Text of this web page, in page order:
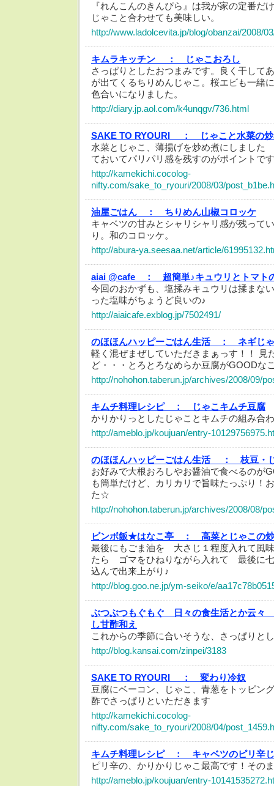
『れんこんのきんぴら』は我が家の定番だ
じゃこと合わせても美味しい。
http://www.ladolcevita.jp/blog/obanzai/2008/
キムラキッチン ：
じゃこおろし
さっぱりとしたおつまみです。良く干して
が出てくるちりめんじゃこ。桜エビも一緒
色合いになりました。
http://diary.jp.aol.com/k4unqgv/736.html
SAKE TO RYOURI ：
じゃこと水菜の
水菜とじゃこ、薄揚げを炒め煮にしました
ておいてパリパリ感を残すのがポイントで
http://kamekichi.cocolog-
nifty.com/sake_to_ryouri/2008/03/
油屋ごはん ：
ちりめん山椒コロッケ
キャベツの甘みとシャリシャリ感が残って
り。和のコロッケ。
http://abura-ya.seesaa.net/article/
aiai @cafe ：
超簡単♪キュウリとトマト
今回のおかずも、塩揉みキュウリは揉まな
った塩味がちょうど良いの♪
http://aiaicafe.exblog.jp/7502491/
のほほんハッピーごはん生活 ：
ネギじ
軽く混ぜまぜしていただきまぁっす！！ 見
ど・・・とろとろなめらか豆腐がGOODな
http://nohohon.taberun.jp/archives/2008/09/
キムチ料理レシピ ：
じゃこキムチ豆腐
かりかりっとしたじゃことキムチの組み合
http://ameblo.jp/koujuan/entry-
のほほんハッピーごはん生活 ：
枝豆・
お好みで大根おろしやお醤油で食べるのが
も簡単だけど、カリカリで旨味たっぷり！
た☆
http://nohohon.taberun.jp/archives/2008/08/
ビンボ飯★はなこ亭 ：
高菜とじゃこの
最後にもごま油を 大さじ１程度入れて風
たら ゴマをひねりながら入れて 最後に
込んで出来上がり♪
http://blog.goo.ne.jp/ym-seiko/e/
ぶつぶつもぐもぐ 日々の食生活とか云々
し甘酢和え
これからの季節に合いそうな、さっぱりと
http://blog.kansai.com/zinpei/3183
SAKE TO RYOURI ：
変わり冷奴
豆腐にベーコン、じゃこ、青葱をトッピン
酢でさっぱりといただきます
http://kamekichi.cocolog-
nifty.com/sake_to_ryouri/2008/04/
キムチ料理レシピ ：
キャベツのピリ辛
ピリ辛の、かりかりじゃこ最高です！その
http://ameblo.jp/koujuan/entry-